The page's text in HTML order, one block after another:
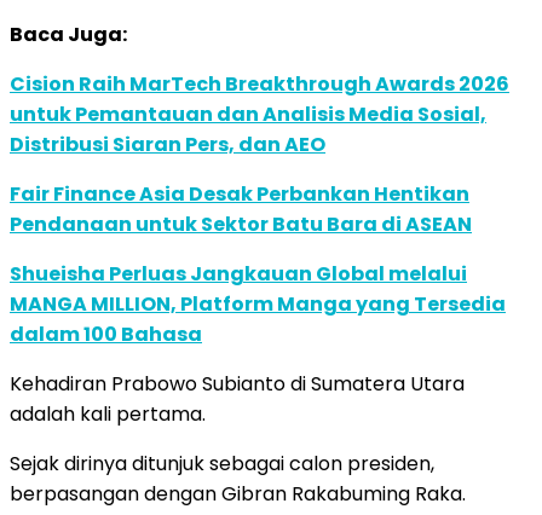
Baca Juga:
Cision Raih MarTech Breakthrough Awards 2026
untuk Pemantauan dan Analisis Media Sosial,
Distribusi Siaran Pers, dan AEO
Fair Finance Asia Desak Perbankan Hentikan
Pendanaan untuk Sektor Batu Bara di ASEAN
Shueisha Perluas Jangkauan Global melalui
MANGA MILLION, Platform Manga yang Tersedia
dalam 100 Bahasa
Kehadiran Prabowo Subianto di Sumatera Utara
adalah kali pertama.
Sejak dirinya ditunjuk sebagai calon presiden,
berpasangan dengan Gibran Rakabuming Raka.